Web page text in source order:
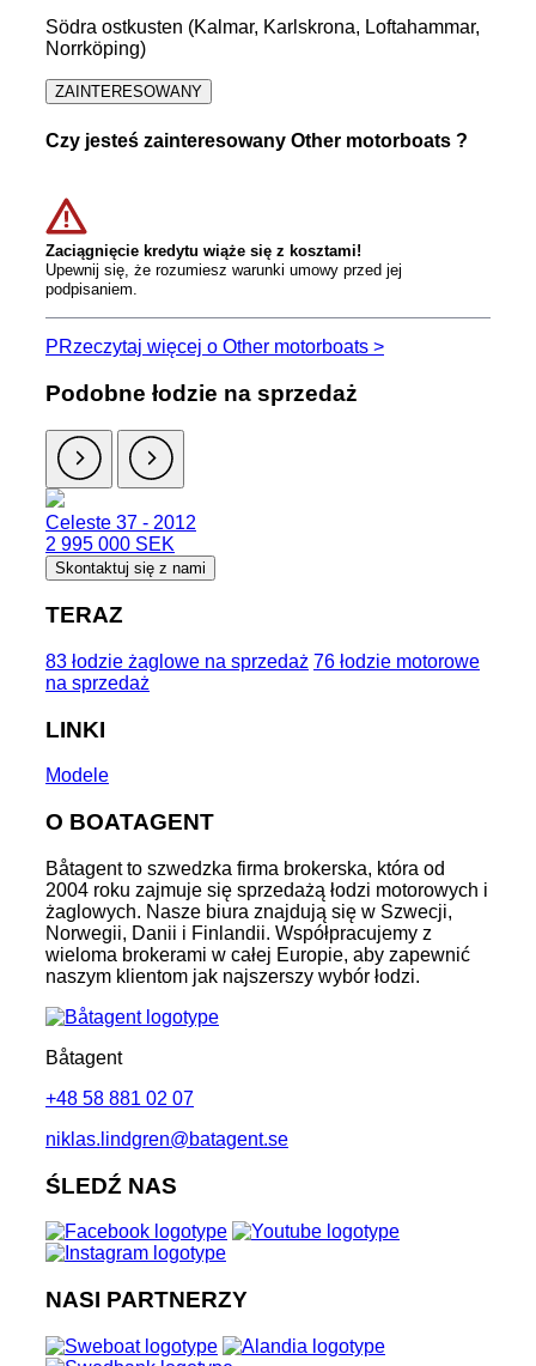
Södra ostkusten (Kalmar, Karlskrona, Loftahammar,
Norrköping)
ZAINTERESOWANY
Czy jesteś zainteresowany Other motorboats ?
Zaciągnięcie kredytu wiąże się z kosztami!
Upewnij się, że rozumiesz warunki umowy przed jej
podpisaniem.
PRzeczytaj więcej o Other motorboats >
Podobne łodzie na sprzedaż
Celeste 37 - 2012
2 995 000 SEK
Skontaktuj się z nami
TERAZ
83 łodzie żaglowe na sprzedaż 76 łodzie motorowe
na sprzedaż
LINKI
Modele
O BOATAGENT
Båtagent to szwedzka firma brokerska, która od
2004 roku zajmuje się sprzedażą łodzi motorowych i
żaglowych. Nasze biura znajdują się w Szwecji,
Norwegii, Danii i Finlandii. Współpracujemy z
wieloma brokerami w całej Europie, aby zapewnić
naszym klientom jak najszerszy wybór łodzi.
Båtagent
+48 58 881 02 07
niklas.lindgren@batagent.se
ŚLEDŹ NAS
NASI PARTNERZY